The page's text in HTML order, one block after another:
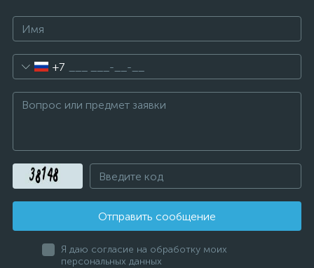
+7
Отправить сообщение
Я даю согласие на обработку моих
персональных данных